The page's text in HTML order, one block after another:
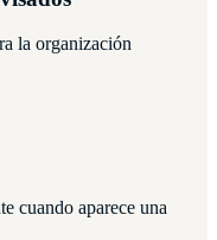
la organización
cuando aparece una